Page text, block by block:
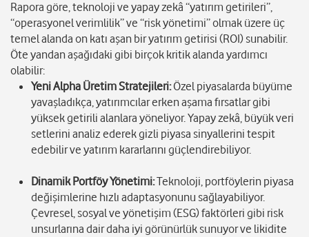
Rapora göre, teknoloji ve yapay zekâ “yatırım getirileri”,
“operasyonel verimlilik” ve “risk yönetimi” olmak üzere üç
temel alanda on katı aşan bir yatırım getirisi (ROI) sunabilir.
Öte yandan aşağıdaki gibi birçok kritik alanda yardımcı
olabilir:
Yeni Alpha Üretim Stratejileri:Özel piyasalarda büyüme
yavaşladıkça, yatırımcılar erken aşama fırsatlar gibi
yüksek getirili alanlara yöneliyor. Yapay zekâ, büyük veri
setlerini analiz ederek gizli piyasa sinyallerini tespit
edebilir ve yatırım kararlarını güçlendirebiliyor.
Dinamik Portföy Yönetimi:Teknoloji, portföylerin piyasa
değişimlerine hızlı adaptasyonunu sağlayabiliyor.
Çevresel, sosyal ve yönetişim (ESG) faktörleri gibi risk
unsurlarına dair daha iyi görünürlük sunuyor ve likidite